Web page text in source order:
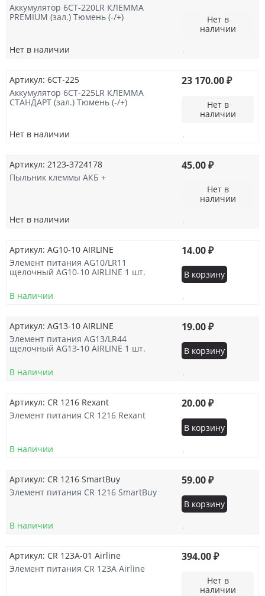
Аккумулятор 6СТ-220LR КЛЕММА
PREMIUM (зал.) Тюмень (-/+)
Нет в наличии
Нет в
наличии
Артикул: 6СТ-225
Аккумулятор 6СТ-225LR КЛЕММА
СТАНДАРТ (зал.) Тюмень (-/+)
Нет в наличии
23 170.00 ₽
Нет в
наличии
Артикул: 2123-3724178
Пыльник клеммы АКБ +
Нет в наличии
45.00 ₽
Нет в
наличии
Артикул: AG10-10 AIRLINE
Элемент питания AG10/LR11
щелочный AG10-10 AIRLINE 1 шт.
В наличии
14.00 ₽
В корзину
Артикул: AG13-10 AIRLINE
Элемент питания AG13/LR44
щелочный AG13-10 AIRLINE 1 шт.
В наличии
19.00 ₽
В корзину
Артикул: CR 1216 Rexant
Элемент питания CR 1216 Rexant
В наличии
20.00 ₽
В корзину
Артикул: CR 1216 SmartBuy
Элемент питания CR 1216 SmartBuy
В наличии
59.00 ₽
В корзину
Артикул: CR 123A-01 Airline
Элемент питания CR 123A Airline
394.00 ₽
Нет в
наличии